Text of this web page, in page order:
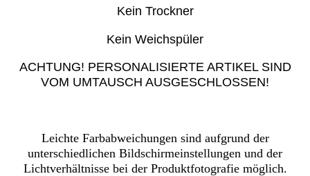
Kein Trockner
Kein Weichspüler
ACHTUNG! PERSONALISIERTE ARTIKEL SIND
VOM UMTAUSCH AUSGESCHLOSSEN!
Leichte Farbabweichungen sind aufgrund der
unterschiedlichen Bildschirmeinstellungen und der
Lichtverhältnisse bei der Produktfotografie möglich.